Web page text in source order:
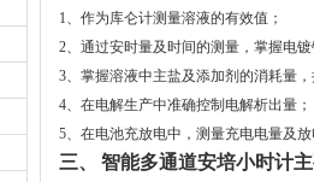
1、作为库仑计测量溶液的有效值；
2、通过安时量及时间的测量，掌握电
3、掌握溶液中主盐及添加剂的消耗量
4、在电解生产中准确控制电解析出量；
5、在电池充放电中，测量充电电量及
三、 智能多通道安培小时计